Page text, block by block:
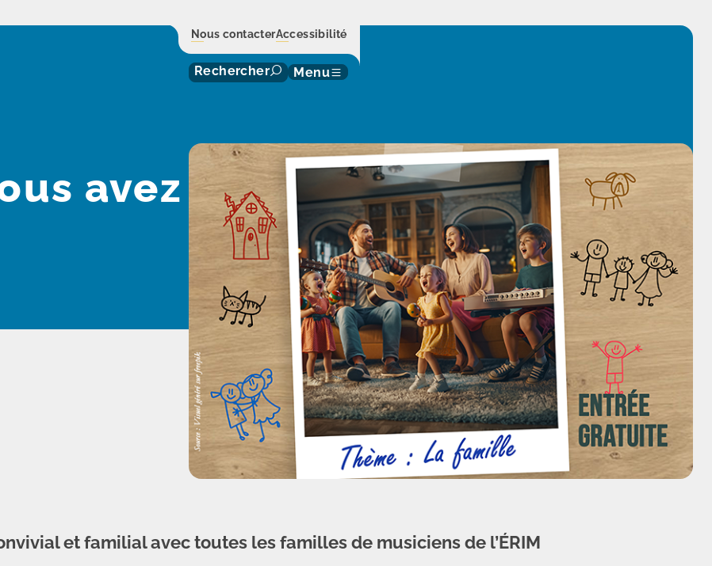
Nous contacterAccessibilité
Rechercher Menu
avez rendez-vous avec
et familial avec toutes les familles de musiciens de l’ÉRIM